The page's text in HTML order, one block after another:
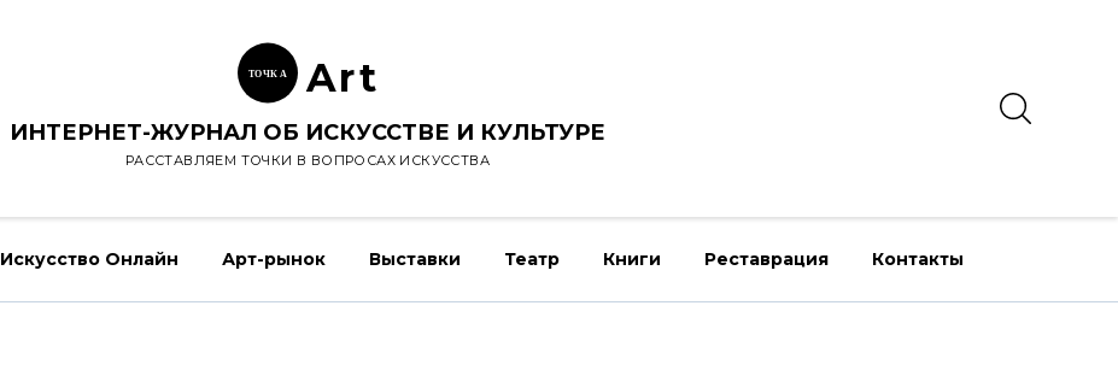
ТОЧК А Art
ИНТЕРНЕТ-ЖУРНАЛ ОБ ИСКУССТВЕ И КУЛЬТУРЕ
РАССТАВЛЯЕМ ТОЧКИ В ВОПРОСАХ ИСКУССТВА
Искусство Онлайн Арт-рынок Выставки Театр Книги Реставрация Контакты